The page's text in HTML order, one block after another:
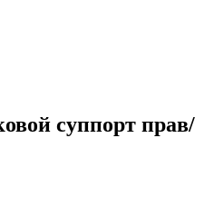
суппорт прав/